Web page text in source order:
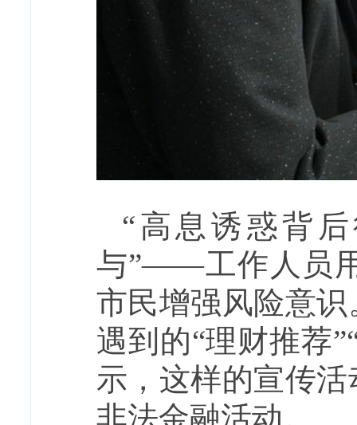
“高息诱惑背
与”——工作人员
市民增强风险意
遇到的“理财推荐
示，这样的宣传
非法金融活动。